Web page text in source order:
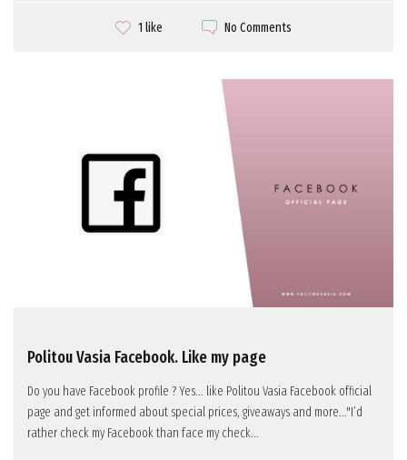
1 like No Comments
Politou Vasia Facebook. Like my page
Do you have Facebook profile ? Yes... like Politou Vasia Facebook official
page and get informed about special prices, giveaways and more..."I’d
rather check my Facebook than face my check...